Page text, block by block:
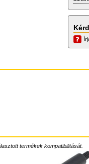
termékek kompatibilitását.